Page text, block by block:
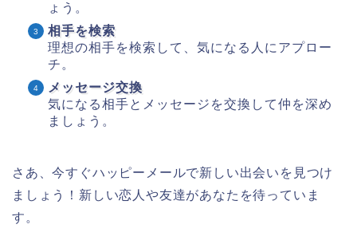
ょう。
相手を検索
理想の相手を検索して、気になる人にアプロー
チ。
メッセージ交換
気になる相手とメッセージを交換して仲を深め
ましょう。
さあ、今すぐハッピーメールで新しい出会いを見つけ
ましょう！新しい恋人や友達があなたを待っていま
す。